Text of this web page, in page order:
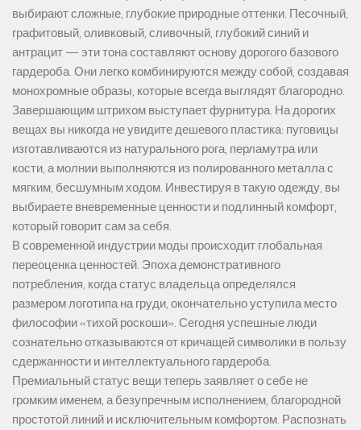
выбирают сложные, глубокие природные оттенки. Песочный,
графитовый, оливковый, сливочный, глубокий синий и
антрацит — эти тона составляют основу дорогого базового
гардероба. Они легко комбинируются между собой, создавая
монохромные образы, которые всегда выглядят благородно.
Завершающим штрихом выступает фурнитура. На дорогих
вещах вы никогда не увидите дешевого пластика: пуговицы
изготавливаются из натурального рога, перламутра или
кости, а молнии выполняются из полированного металла с
мягким, бесшумным ходом. Инвестируя в такую одежду, вы
выбираете вневременные ценности и подлинный комфорт,
который говорит сам за себя.
В современной индустрии моды происходит глобальная
переоценка ценностей. Эпоха демонстративного
потребления, когда статус владельца определялся
размером логотипа на груди, окончательно уступила место
философии «тихой роскоши». Сегодня успешные люди
сознательно отказываются от кричащей символики в пользу
сдержанности и интеллектуального гардероба.
Премиальный статус вещи теперь заявляет о себе не
громким именем, а безупречным исполнением, благородной
простотой линий и исключительным комфортом. Распознать